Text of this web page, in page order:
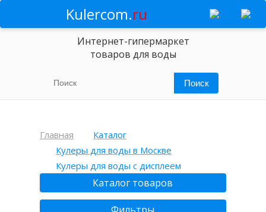
Kulercom.ru
Интернет-гипермаркет
товаров для воды
Главная
Каталог
Кулеры для воды в Москве
Кулеры для воды с дисплеем
Каталог товаров